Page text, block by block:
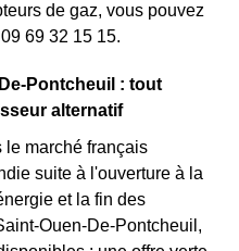
de gaz, vous pouvez
69 32 15 15.
Pontcheuil : tout
alternatif
le marché français
suite à l'ouverture à la
et la fin des
Ouen-De-Pontcheuil,